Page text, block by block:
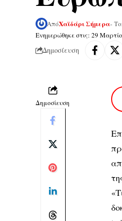
Ενημερώθηκε στις: 29
ΑπόΧαϊδάρι Σήμερα-
Δημοσίευση
Δημοσίευση